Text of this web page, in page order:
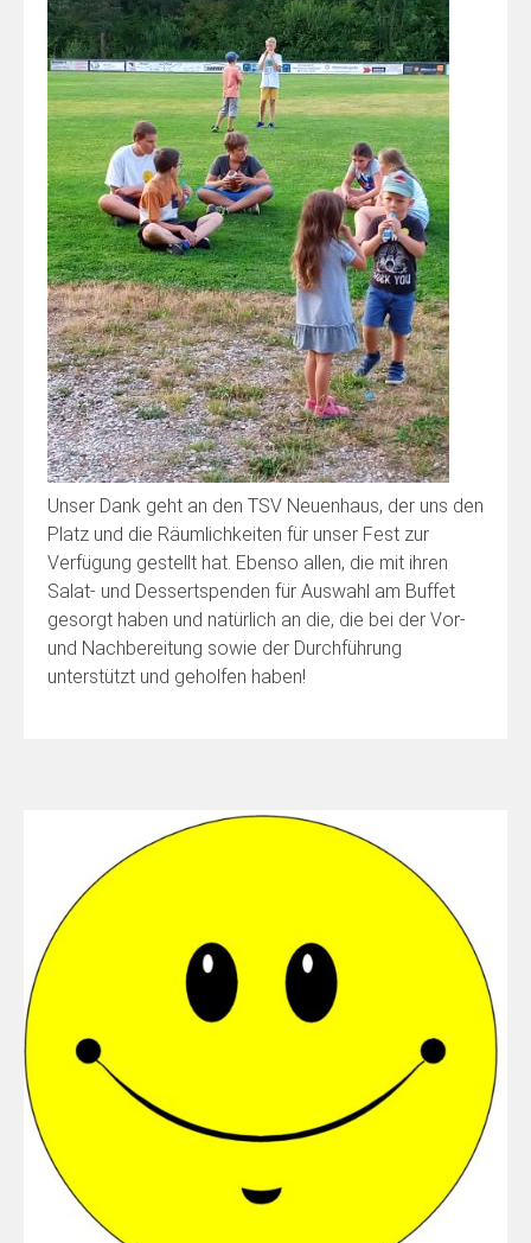
Unser Dank geht an den TSV Neuenhaus, der uns den
Platz und die Räumlichkeiten für unser Fest zur
Verfügung gestellt hat. Ebenso allen, die mit ihren
Salat- und Dessertspenden für Auswahl am Buffet
gesorgt haben und natürlich an die, die bei der Vor-
und Nachbereitung sowie der Durchführung
unterstützt und geholfen haben!